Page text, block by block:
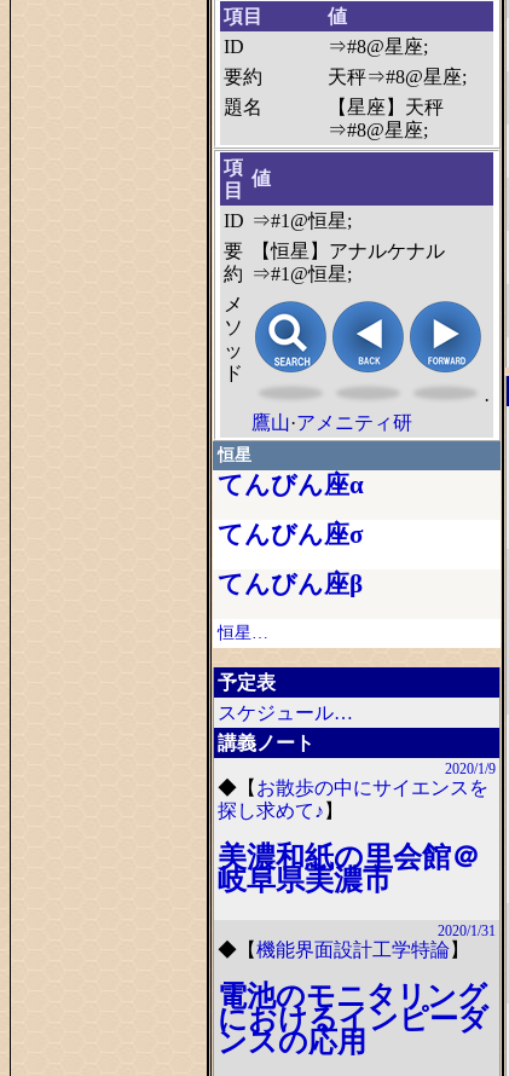
項目
値
ID
⇒#8@星座;
要約
天秤⇒#8@星座;
題名
【星座】天秤
⇒#8@星座;
項
目
値
ID ⇒#1@恒星;
要
約
【恒星】アナルケナル
⇒#1@恒星;
メ
ソ
ッ
ド
·
鷹山·アメニティ研
恒星
てんびん座α
てんびん座σ
てんびん座β
恒星…
予定表
スケジュール…
講義ノート
2020/1/9
◆ 【 お散歩の中にサイエンスを
探し求めて♪ 】
美濃和紙の里会館＠
岐阜県美濃市
2020/1/31
◆ 【機能界面設計工学特論】
電池のモニタリング
におけるインピーダ
ンスの応用